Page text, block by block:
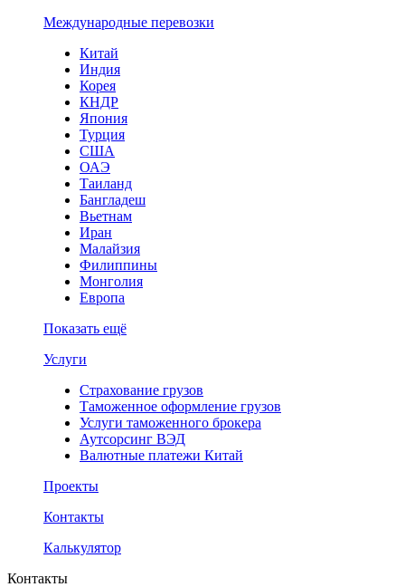
Международные перевозки
Китай
Индия
Корея
КНДР
Япония
Турция
США
ОАЭ
Таиланд
Бангладеш
Вьетнам
Иран
Малайзия
Филиппины
Монголия
Европа
Показать ещё
Услуги
Страхование грузов
Таможенное оформление грузов
Услуги таможенного брокера
Аутсорсинг ВЭД
Валютные платежи Китай
Проекты
Контакты
Калькулятор
Контакты